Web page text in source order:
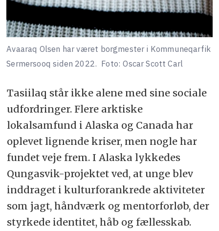
Avaaraq Olsen har været borgmester i Kommuneqarfik
Sermersooq siden 2022. Foto: Oscar Scott Carl
Tasiilaq står ikke alene med sine sociale
udfordringer. Flere arktiske
lokalsamfund i Alaska og Canada har
oplevet lignende kriser, men nogle har
fundet veje frem. I Alaska lykkedes
Qungasvik-projektet ved, at unge blev
inddraget i kulturforankrede aktiviteter
som jagt, håndværk og mentorforløb, der
styrkede identitet, håb og fællesskab.